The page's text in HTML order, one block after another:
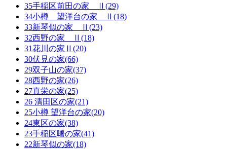
35手稲区前田の家 Ⅱ(29)
34小樽 望洋台の家 Ⅱ(18)
33新琴似の家 Ⅱ(23)
32西野の家 Ⅱ(18)
31花川の家Ⅱ(20)
30伏見の家(66)
29双子山の家(37)
28西野の家(26)
27真栄の家(25)
26 清田区の家(21)
25小樽 望洋台の家(20)
24東区の家(38)
23手稲区曙の家(41)
22新琴似の家(18)